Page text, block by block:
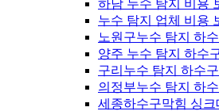
하남 누수 탐지 비용
누수 탐지 업체 비용
노원구누수 탐지 하
양주 누수 탐지 하수
구리누수 탐지 하수
의정부누수 탐지 하
세종하수구막힘 싱